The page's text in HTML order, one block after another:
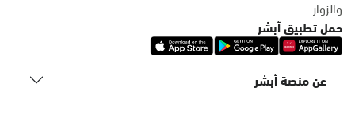
والزوار
حمل تطبيق أبشر
عن منصة أبشر